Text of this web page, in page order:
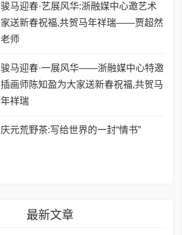
骏马迎春·艺展风华:浙融媒中心邀艺术
家送新春祝福,共贺马年祥瑞——贾超然
老师
骏马迎春·一展风华——浙融媒中心特邀
插画师陈知盈为大家送新春祝福,共贺马
年祥瑞
庆元荒野茶:写给世界的一封“情书”
最新文章